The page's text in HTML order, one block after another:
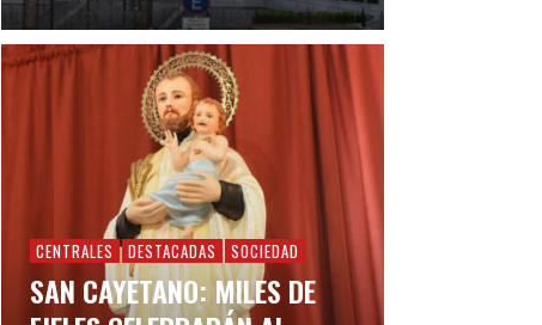
CENTRALES DESTACADAS SOCIEDAD
SAN CAYETANO: MILES DE